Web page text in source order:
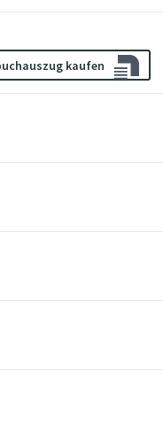
kaufen